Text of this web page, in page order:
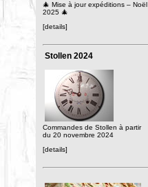
🎄 Mise à jour expéditions – Noël
2025 🎄
[details]
Stollen 2024
Commandes de Stollen à partir
du 20 novembre 2024
[details]